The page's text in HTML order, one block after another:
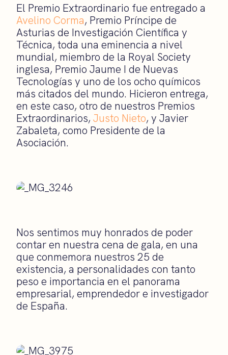
El Premio Extraordinario fue entregado a
Avelino Corma, Premio Príncipe de
Asturias de Investigación Científica y
Técnica, toda una eminencia a nivel
mundial, miembro de la Royal Society
inglesa, Premio Jaume I de Nuevas
Tecnologías y uno de los ocho químicos
más citados del mundo. Hicieron entrega,
en este caso, otro de nuestros Premios
Extraordinarios, Justo Nieto, y Javier
Zabaleta, como Presidente de la
Asociación.
Nos sentimos muy honrados de poder
contar en nuestra cena de gala, en una
que conmemora nuestros 25 de
existencia, a personalidades con tanto
peso e importancia en el panorama
empresarial, emprendedor e investigador
de España.